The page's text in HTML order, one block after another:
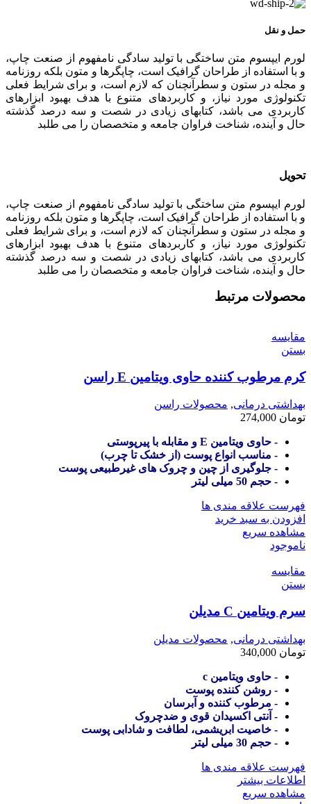
حمل و نقل
لورم ایپسوم متن ساختگی با تولید سادگی نامفهوم از صنعت چاپ،
و با استفاده از طراحان گرافیک است، چاپگرها و متون بلکه روزنامه
و مجله در ستون و سطرآنچنان که لازم است، و برای شرایط فعلی
تکنولوژی مورد نیاز، و کاربردهای متنوع با هدف بهبود ابزارهای
کاربردی می باشد، کتابهای زیادی در شصت و سه درصد گذشته
حال و آینده، شناخت فراوان جامعه و متخصصان را می طلبد
تحویل
لورم ایپسوم متن ساختگی با تولید سادگی نامفهوم از صنعت چاپ،
و با استفاده از طراحان گرافیک است، چاپگرها و متون بلکه روزنامه
و مجله در ستون و سطرآنچنان که لازم است، و برای شرایط فعلی
تکنولوژی مورد نیاز، و کاربردهای متنوع با هدف بهبود ابزارهای
کاربردی می باشد، کتابهای زیادی در شصت و سه درصد گذشته
حال و آینده، شناخت فراوان جامعه و متخصصان را می طلبد
محصولات مرتبط
مقایسه
بستن
کرم مرطوب کننده حاوی ویتامین E راسن
بهداشتی درمانی, محصولات راسن
تومان
- حاوی ویتامین E و مقابله با پیرپوستی
- مناسب انواع پوست (از خشک تا چرب)
- جلوگیری از چین و چروک های غیرطبیعی پوست
- حجم 50 میلی لیتر
فهرست علاقه مندی ها
افزودن به سبد خرید
مشاهده سریع
ناموجود
مقایسه
بستن
سرم ویتامین C مدیلن
بهداشتی درمانی, محصولات مدیلن
تومان
- حاوی ویتامین c
- روشن کننده پوست
- مرطوب کننده و آبرسان
- آنتی اکسیدان قوی و ضدچروک
- خاصیت ابریشمی، لطافت و شادابی پوست
- حجم 30 میلی لیتر
فهرست علاقه مندی ها
اطلاعات بیشتر
مشاهده سریع